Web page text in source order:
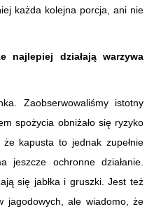
każda kolejna porcja, ani nie
najlepiej działają warzywa
Zaobserwowaliśmy istotny
spożycia obniżało się ryzyko
kapusta to jednak zupełnie
jeszcze ochronne działanie.
się jabłka i gruszki. Jest też
jagodowych, ale wiadomo, że